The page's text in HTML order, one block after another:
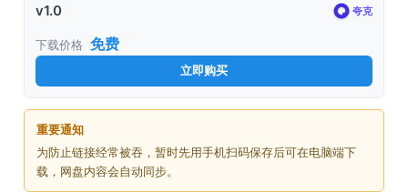
v1.0 夸克
下载价格 免费
立即购买
重要通知
为防止链接经常被吞，暂时先用手机扫码保存后可在电脑端下
载，网盘内容会自动同步。